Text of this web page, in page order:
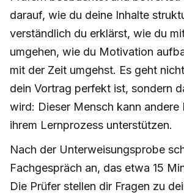
darauf, wie du deine Inhalte
verständlich du erklärst, wie du
umgehen, wie du Motivation
mit der Zeit umgehst. Es geht
dein Vortrag perfekt ist, sondern
wird: Dieser Mensch kann andere
ihrem Lernprozess unterstützen.
Nach der Unterweisungsprobe
Fachgespräch an, das etwa 15
Die Prüfer stellen dir Fragen zu